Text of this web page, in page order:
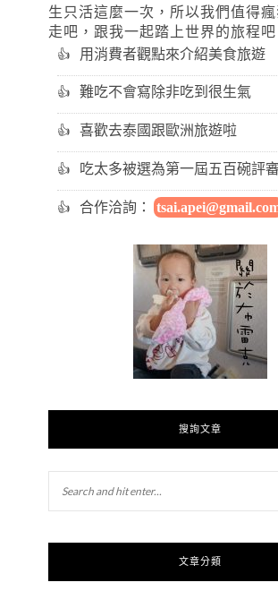
生只活這麼一次，所以我們值得瘋
走吧，跟我一起踏上世界的旅程吧
用消費者觀點來介紹美食旅遊
難吃不會寫除非吃到很生氣
喜歡去泰國跟歐洲旅遊啦
吃太多被選為第一屆五百碗評審
合作洽詢：
搜詢文章
文章分類